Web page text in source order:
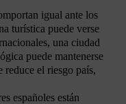
igual ante los
turística puede verse
una ciudad
puede mantenerse
el riesgo país,
españoles están